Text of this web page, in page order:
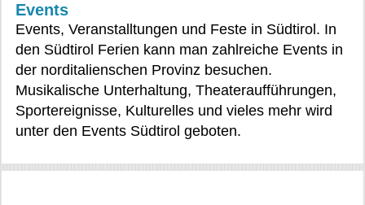
Events
Events, Veranstalltungen und Feste in Südtirol. In
den Südtirol Ferien kann man zahlreiche Events in
der norditalienschen Provinz besuchen.
Musikalische Unterhaltung, Theateraufführungen,
Sportereignisse, Kulturelles und vieles mehr wird
unter den Events Südtirol geboten.